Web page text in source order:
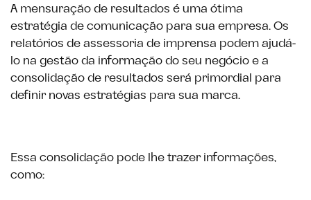
A mensuração de resultados é uma ótima
estratégia de comunicação para sua empresa. Os
relatórios de assessoria de imprensa podem ajudá-
lo na gestão da informação do seu negócio e a
consolidação de resultados será primordial para
definir novas estratégias para sua marca.
Essa consolidação pode lhe trazer informações,
como: